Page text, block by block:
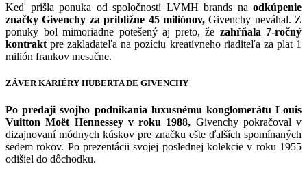
Keď prišla ponuka od spoločnosti LVMH brands na odkúpenie
značky Givenchy za približne 45 miliónov,Givenchy neváhal. Z
ponuky bol mimoriadne potešený aj preto, že zahŕňala 7-ročný
kontrakt pre zakladateľa na pozíciu kreatívneho riaditeľa za plat 1
milión frankov mesačne.
ZÁVER KARIÉRY HUBERTA DE GIVENCHY
Po predaji svojho podnikania luxusnému konglomerátu Louis
Vuitton Moët Hennessey v roku 1988, Givenchy pokračoval v
dizajnovaní módnych kúskov pre značku ešte ďalších spomínaných
sedem rokov. Po prezentácii svojej poslednej kolekcie v roku 1955
odišiel do dôchodku.